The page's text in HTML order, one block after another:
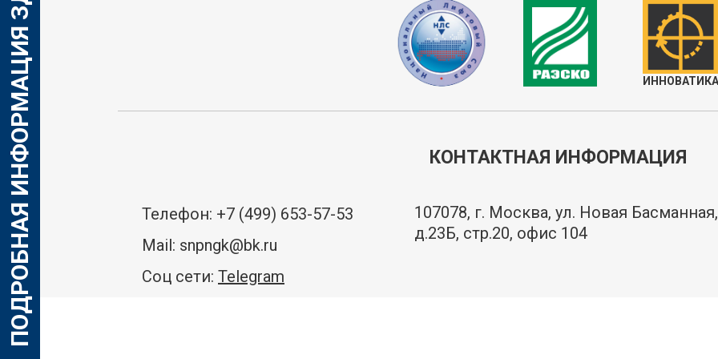
ПОДРОБНАЯ ИНФОРМАЦИЯ ЗДЕСЬ
НЖК
ИННОВАТИКА
Телефон: +7 (499) 653-57-53
Mail: snpngk@bk.ru
107078, г. Москва, ул. Новая Басманная,
д.23Б, стр.20, офис 104
Соц сети: Telegram
КОНТАКТНАЯ ИНФОРМАЦИЯ